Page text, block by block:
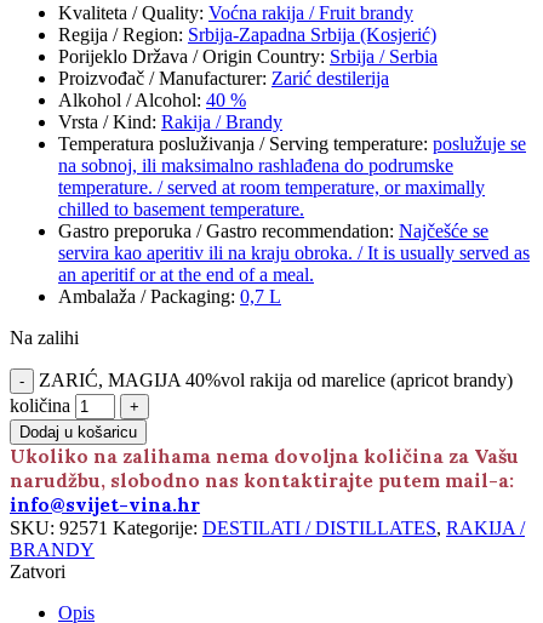
Kvaliteta / Quality: Voćna rakija / Fruit brandy
Regija / Region: Srbija-Zapadna Srbija (Kosjerić)
Porijeklo Država / Origin Country: Srbija / Serbia
Proizvođač / Manufacturer: Zarić destilerija
Alkohol / Alcohol: 40 %
Vrsta / Kind: Rakija / Brandy
Temperatura posluživanja / Serving temperature: poslužuje se
na sobnoj, ili maksimalno rashlađena do podrumske
temperature. / served at room temperature, or maximally
chilled to basement temperature.
Gastro preporuka / Gastro recommendation: Najčešće se
servira kao aperitiv ili na kraju obroka. / It is usually served as
an aperitif or at the end of a meal.
Ambalaža / Packaging: 0,7 L
Na zalihi
ZARIĆ, MAGIJA 40%vol rakija od marelice (apricot brandy)
količina
Dodaj u košaricu
Ukoliko na zalihama nema dovoljna količina za Vašu
narudžbu, slobodno nas kontaktirajte putem mail-a:
info@svijet-vina.hr
SKU: 92571 Kategorije: DESTILATI / DISTILLATES, RAKIJA /
BRANDY
Zatvori
Opis